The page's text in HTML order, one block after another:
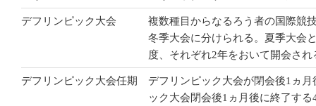
デフリンピック大会
複数種目からなるろう者の国際競
冬季大会に分けられる。夏季大会
度、それぞれ2年をおいて開会され
デフリンピック大会任期
デフリンピック大会が閉会後1ヵ
ック大会閉会後1ヵ月後に終了す